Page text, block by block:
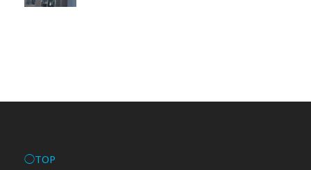
◯TOP